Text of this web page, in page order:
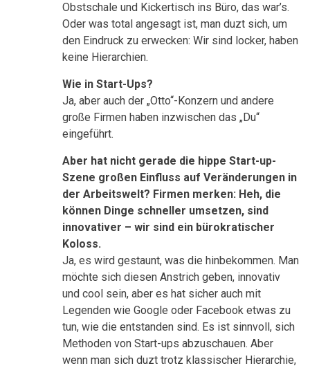
Obstschale und Kickertisch ins Büro, das war’s.
Oder was total angesagt ist, man duzt sich, um
den Eindruck zu erwecken: Wir sind locker, haben
keine Hierarchien.
Wie in Start-Ups?
Ja, aber auch der „Otto“-Konzern und andere
große Firmen haben inzwischen das „Du“
eingeführt.
Aber hat nicht gerade die hippe Start-up-
Szene großen Einfluss auf Veränderungen in
der Arbeitswelt? Firmen merken: Heh, die
können Dinge schneller umsetzen, sind
innovativer – wir sind ein bürokratischer
Koloss.
Ja, es wird gestaunt, was die hinbekommen. Man
möchte sich diesen Anstrich geben, innovativ
und cool sein, aber es hat sicher auch mit
Legenden wie Google oder Facebook etwas zu
tun, wie die entstanden sind. Es ist sinnvoll, sich
Methoden von Start-ups abzuschauen. Aber
wenn man sich duzt trotz klassischer Hierarchie,